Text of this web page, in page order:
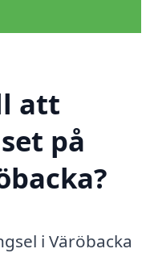
att
på
i Väröbacka